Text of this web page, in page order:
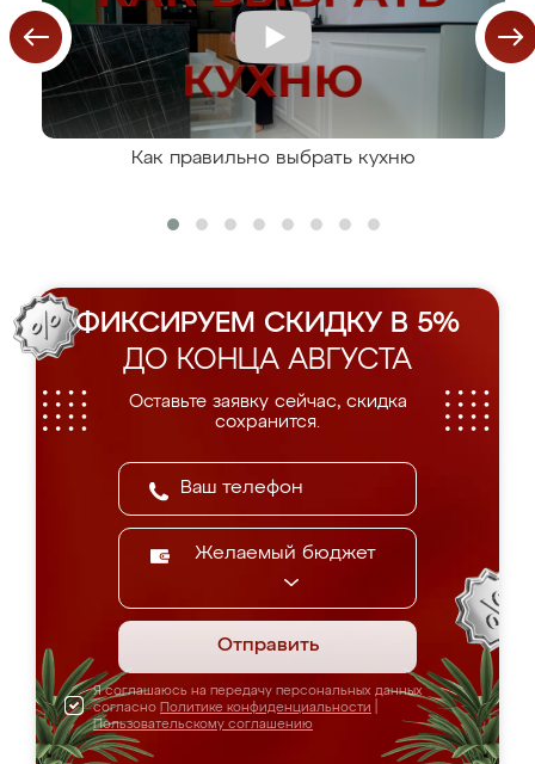
Как правильно выбрать кухню
ФИКСИРУЕМ СКИДКУ В 5%
ДО КОНЦА АВГУСТА
Оставьте заявку сейчас, скидка
сохранится.
Желаемый бюджет
Отправить
Я соглашаюсь на передачу персональных данных
согласно Политике конфиденциальности
Пользовательскому соглашению